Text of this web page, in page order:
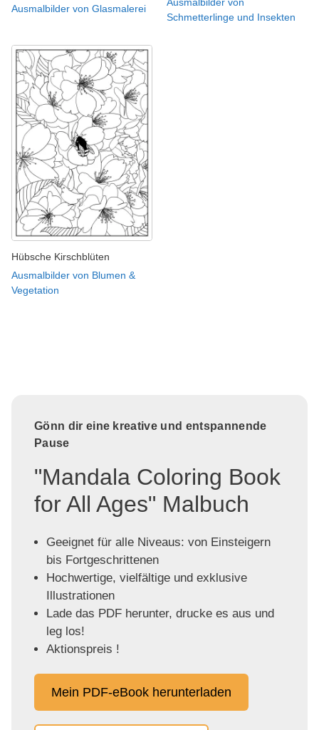
Ausmalbilder von Glasmalerei
Schmetterlinge und Insekten
Hübsche Kirschblüten
Ausmalbilder von Blumen &
Vegetation
Gönn dir eine kreative und entspannende
Pause
"Mandala Coloring Book
for All Ages" Malbuch
Geeignet für alle Niveaus: von Einsteigern
bis Fortgeschrittenen
Hochwertige, vielfältige und exklusive
Illustrationen
Lade das PDF herunter, drucke es aus und
leg los!
Aktionspreis !
Mein PDF-eBook herunterladen